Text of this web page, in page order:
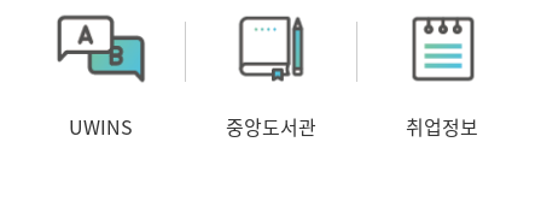
UWINS 중앙도서관 취업정보